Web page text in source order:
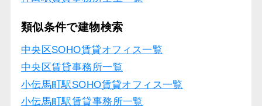
類似条件で建物検索
中央区SOHO賃貸オフィス一覧
中央区賃貸事務所一覧
小伝馬町駅SOHO賃貸オフィス一覧
小伝馬町駅賃貸事務所一覧